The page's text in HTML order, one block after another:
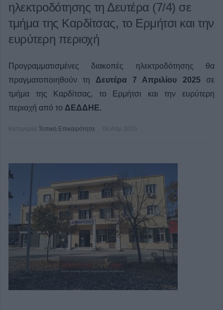
ηλεκτροδότησης τη Δευτέρα (7/4) σε
τμήμα της Καρδίτσας, το Ερμήτσι και την
ευρύτερη περιοχή
Προγραμματισμένες διακοπές ηλεκτροδότησης θα
πραγματοποιηθούν τη Δευτέρα 7 Απριλίου 2025σε
τμήμα της Καρδίτσας, το Ερμήτσι και την ευρύτερη
περιοχή από το ΔΕΔΔΗΕ.
Κατηγορία Τοπική Επικαιρότητα 06 Απρ 2025